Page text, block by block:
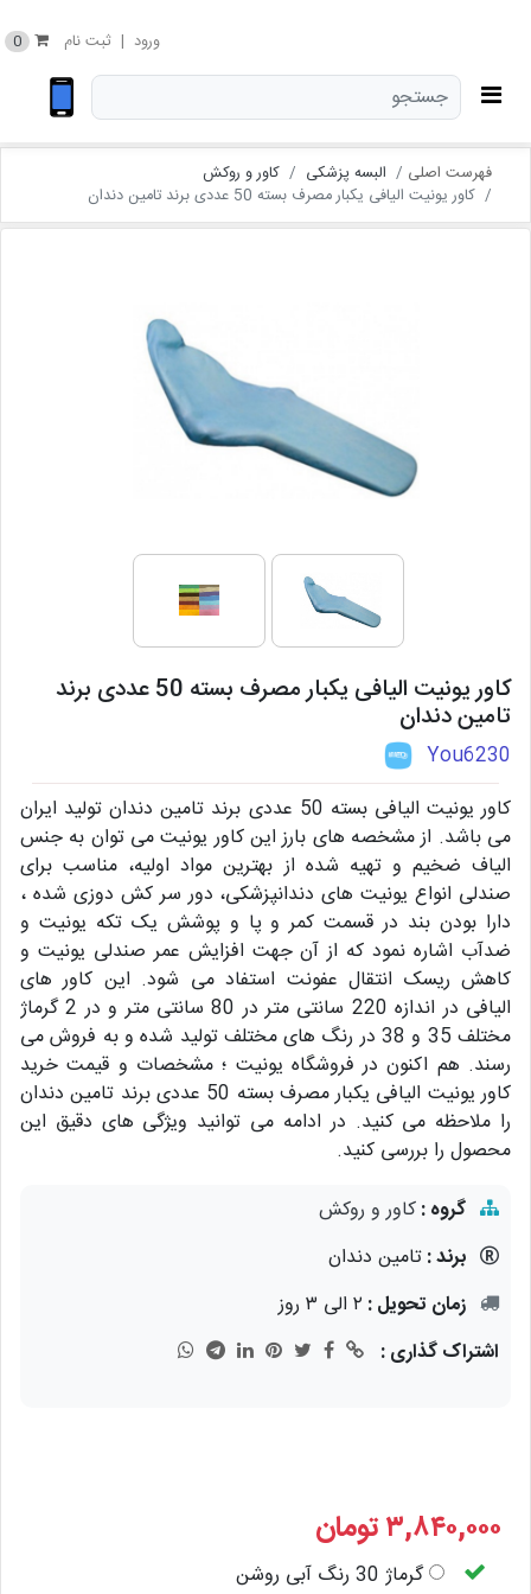
ورود | ثبت نام 0
فهرست اصلی البسه پزشکی
کاور و روکش
کاور یونیت الیافی یکبار مصرف بسته 50 عددی برند تامین دندان
کاور یونیت الیافی یکبار مصرف بسته 50 عددی برند
تامین دندان
You6230
کاور یونیت الیافی بسته 50 عددی برند تامین دندان تولید ایران
می باشد. از مشخصه های بارز این کاور یونیت می توان به جنس
الیاف ضخیم و تهیه شده از بهترین مواد اولیه، مناسب برای
صندلی انواع یونیت های دندانپزشکی، دور سر کش دوزی شده ،
دارا بودن بند در قسمت کمر و پا و پوشش یک تکه یونیت و
ضدآب اشاره نمود که از آن جهت افزایش عمر صندلی یونیت و
کاهش ریسک انتقال عفونت استفاد می شود. این کاور های
الیافی در اندازه 220 سانتی متر در 80 سانتی متر و در 2 گرماژ
مختلف 35 و 38 در رنگ های مختلف تولید شده و به فروش می
رسند. هم اکنون در فروشگاه یونیت ؛ مشخصات و قیمت خرید
کاور یونیت الیافی یکبار مصرف بسته 50 عددی برند تامین دندان
را ملاحظه می کنید. در ادامه می توانید ویژگی های دقیق این
محصول را بررسی کنید.
گروه :کاور و روکش
برند :تامین دندان
زمان تحویل : ۲ الی ۳ روز
اشتراک گذاری :
۳,۸۴۰,۰۰۰تومان
گرماژ 30 رنگ آبی روشن